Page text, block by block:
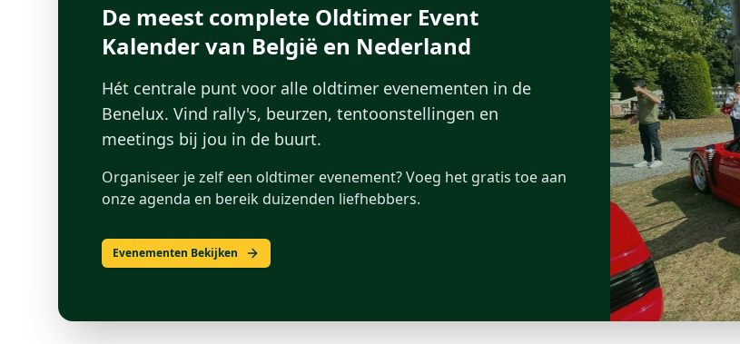
De meest complete Oldtimer Event
Kalender van België en Nederland
Hét centrale punt voor alle oldtimer evenementen in de
Benelux. Vind rally's, beurzen, tentoonstellingen en
meetings bij jou in de buurt.
Organiseer je zelf een oldtimer evenement? Voeg het gratis toe aan
onze agenda en bereik duizenden liefhebbers.
Evenementen Bekijken